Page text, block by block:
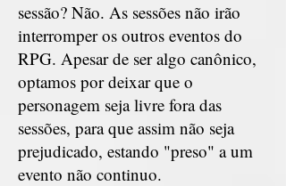
sessão? Não. As sessões não irão
interromper os outros eventos do
RPG. Apesar de ser algo canônico,
optamos por deixar que o
personagem seja livre fora das
sessões, para que assim não seja
prejudicado, estando "preso" a um
evento não continuo.